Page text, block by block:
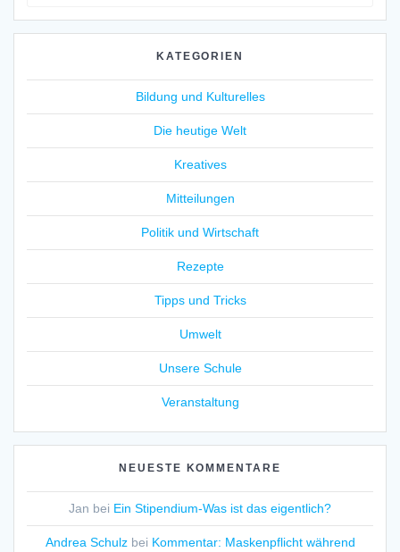
KATEGORIEN
Bildung und Kulturelles
Die heutige Welt
Kreatives
Mitteilungen
Politik und Wirtschaft
Rezepte
Tipps und Tricks
Umwelt
Unsere Schule
Veranstaltung
NEUESTE KOMMENTARE
Jan bei Ein Stipendium-Was ist das eigentlich?
Andrea Schulzbei Kommentar: Maskenpflicht während